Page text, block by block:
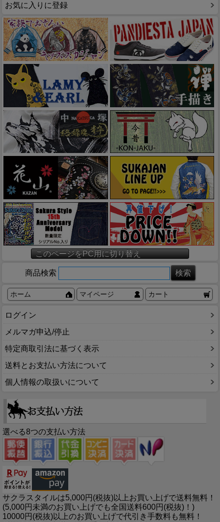
お気に入りに登録
このページをPC用に切り替え
商品検索
ホーム マイページ カート
ログイン
メルマガ申込/停止
特定商取引法に基づく表示
送料とお支払い方法について
個人情報の取扱いについて
選べる8つの支払い方法
サクラスタイルは5,000円(税抜)以上お買い上げで送料無料！
(5,000円未満のお買い上げでも全国送料600円(税抜)！)
10000円(税抜)以上のお買い上げで代引き手数料も無料！